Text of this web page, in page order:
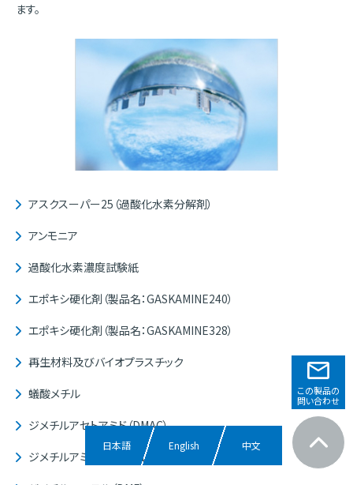
日本語 English 中文
ます。
アスクスーパー25（過酸化水素分解剤）
アンモニア
過酸化水素濃度試験紙
エポキシ硬化剤（製品名：GASKAMINE240）
エポキシ硬化剤（製品名：GASKAMINE328）
再生材料及びバイオプラスチック
蟻酸メチル
ジメチルアセトアミド（DMAC）
ジメチルアミノエタノール（DMAE）
この製品の
問い合わせ